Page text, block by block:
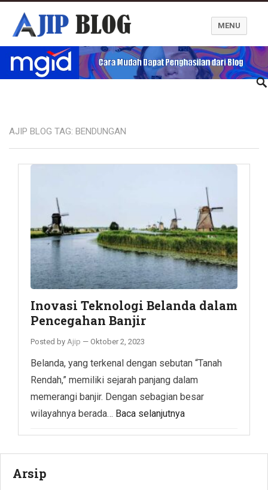
Ajip Blog
MENU
AJIP BLOG TAG: BENDUNGAN
Inovasi Teknologi Belanda dalam
Pencegahan Banjir
Posted by Ajip — Oktober 2, 2023
Belanda, yang terkenal dengan sebutan “Tanah
Rendah,” memiliki sejarah panjang dalam
memerangi banjir. Dengan sebagian besar
wilayahnya berada… Baca selanjutnya
Arsip